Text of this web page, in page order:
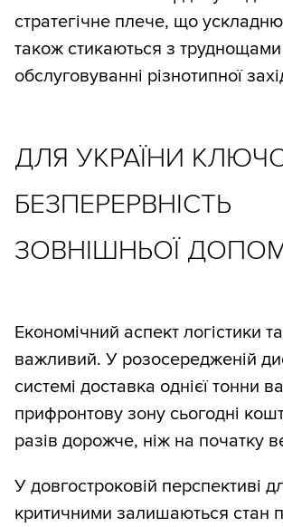
стратегічне плече, що
також стикаються з
обслуговуванні різнотипної
ДЛЯ УКРАЇНИ
БЕЗПЕРЕРВНІСТЬ
ЗОВНІШНЬОЇ
Економічний аспект логістики
важливий. У розосередженій
системі доставка однієї тонни
прифронтову зону сьогодні
разів дорожче, ніж на початку
У довгостроковій перспективі
критичними залишаються стан